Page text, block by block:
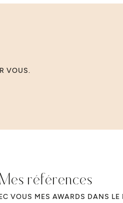
VOUS.
Mes références
VOUS MES AWARDS DANS